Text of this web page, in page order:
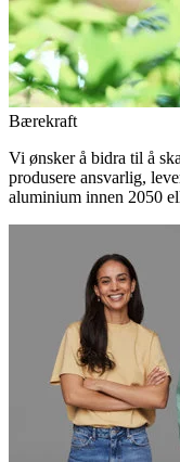
Bærekraft
Vi ønsker å bidra til å
produsere ansvarlig,
aluminium innen 2050